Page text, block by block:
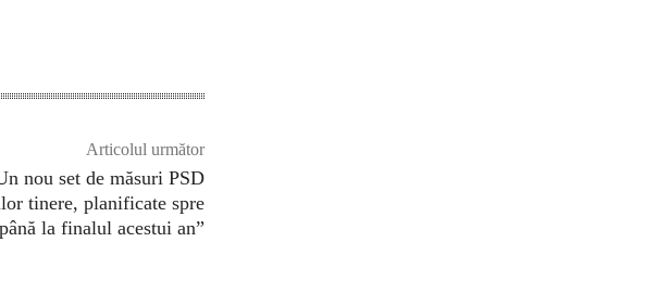
Articolul următor
nou set de măsuri PSD
tinere, planificate spre
la finalul acestui an”